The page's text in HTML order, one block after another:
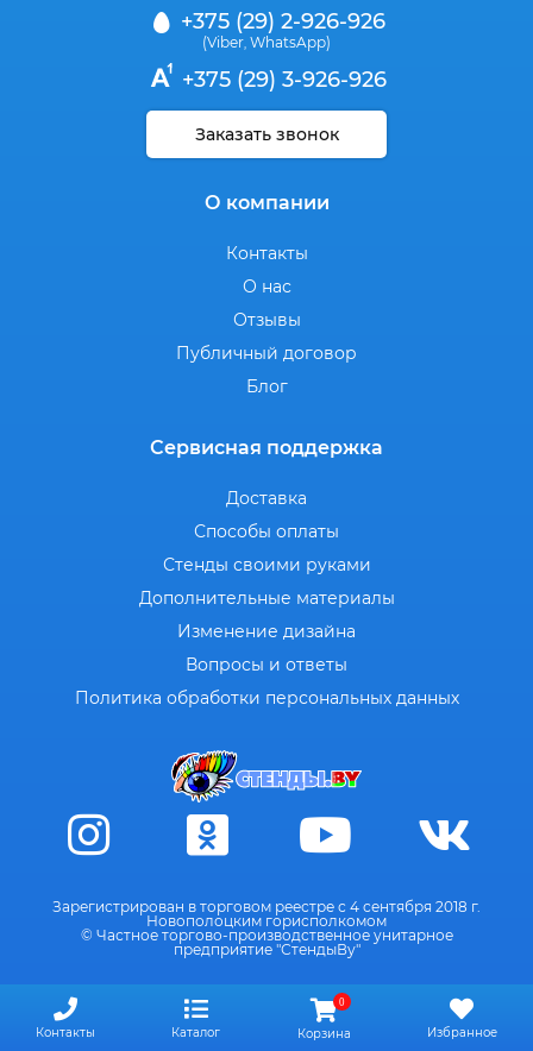
Контакты Каталог
0
Корзина Избранное
+375 (29) 2-926-926
(Viber WhatsApp)
+375 (29) 3-926-926
Заказать звонок
О компании
Контакты
О нас
Отзывы
Публичный договор
Блог
Сервисная поддержка
Доставка
Способы оплаты
Стенды своими руками
Дополнительные материалы
Изменение дизайна
Вопросы и ответы
Политика обработки персональных данных
Зарегистрирован в торговом реестре с 4 сентября 2018 г.
Новополоцким горисполкомом
© Частное торгово-производственное унитарное
предприятие "СтендыВу"